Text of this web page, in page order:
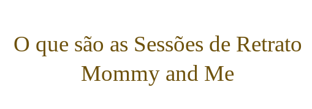
O que são as Sessões de Retrato
Mommy and Me